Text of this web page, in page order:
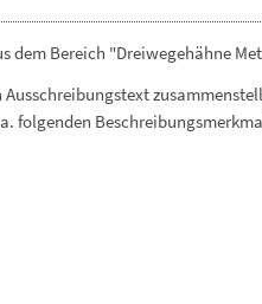
dem Bereich "Dreiwegehähne
Ausschreibungstext
folgenden